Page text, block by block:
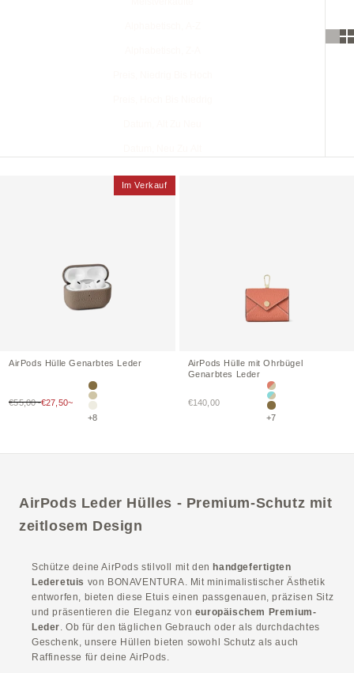
Im Verkauf
AirPods Hülle Genarbtes Leder
€55,00~Verkaufspreis
€27,50~
Etoupe
Greige
Elfenbein
+8
AirPods Hülle mit Ohrbügel
Genarbtes Leder
Verkaufspreis
€140,00
Terrakotta Orange
Mare Blue × Greige
Etoupe
+7
AirPods Leder Hülles - Premium-Schutz mit
zeitlosem Design
Schütze deine AirPods stilvoll mit den handgefertigten
Lederetuis von BONAVENTURA. Mit minimalistischer Ästhetik
entworfen, bieten diese Etuis einen passgenauen, präzisen Sitz
und präsentieren die Eleganz von europäischem Premium-
Leder. Ob für den täglichen Gebrauch oder als durchdachtes
Geschenk, unsere Hüllen bieten sowohl Schutz als auch
Raffinesse für deine AirPods.